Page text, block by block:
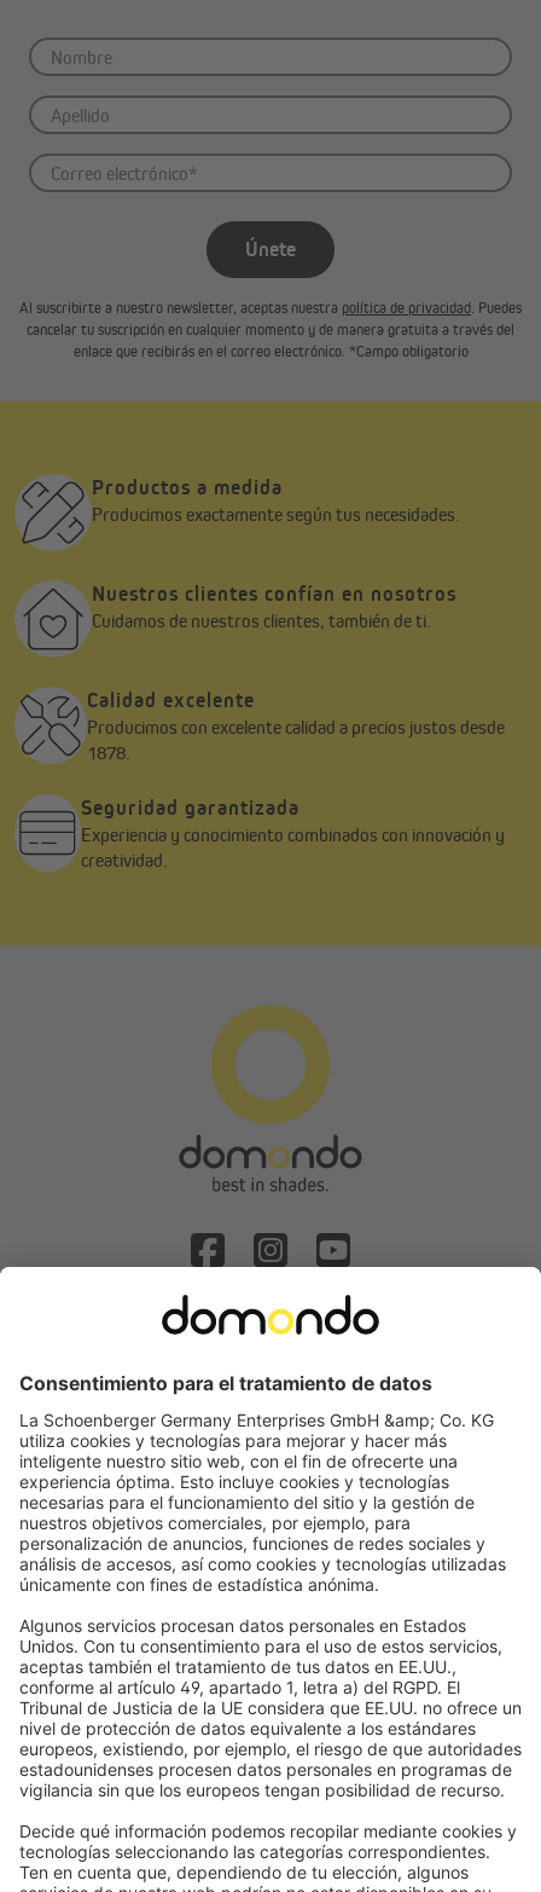
Únete
Al suscribirte a nuestro newsletter, aceptas nuestra política de privacidad. Puedes
cancelar tu suscripción en cualquier momento y de manera gratuita a través del
enlace que recibirás en el correo electrónico. *Campo obligatorio
Productos a medida
Producimos exactamente según tus necesidades.
Nuestros clientes confían en nosotros
Cuidamos de nuestros clientes, también de ti.
Calidad excelente
Producimos con excelente calidad a precios justos desde
1878.
Seguridad garantizada
Experiencia y conocimiento combinados con innovación y
creatividad.
Solicitud de desistimiento
Categorías populares
Persianas
Estores enrollables
Cortinas plisadas
Venecianas
Motores para persianas
Mosquiteras
Toldos
Casa inteligente
Electrónica y radio
Ayuda
Preguntas frecuentes
Devoluciones y Reclamaciones
Newsletter
Plazos de entrega y envío
Condiciones de los cupones
Instrucciones de seguridad
Registros
Información obligatoria para consumidores
Quiénes somos
Por qué elegir Domondo
Lo que dicen nuestros clientes
Compra con total seguridad
Formas de pago
Socios de envío